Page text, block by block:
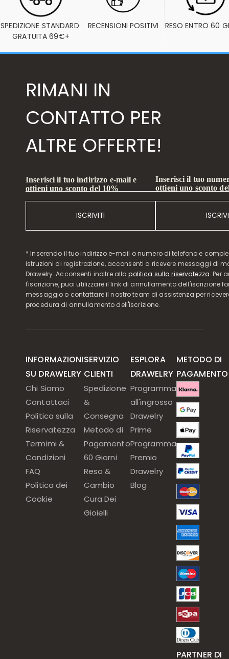
SPEDIZIONE STANDARD
GRATUITA 69€+
RECENSIONI POSITIVI RESO ENTRO 60
RIMANI IN
CONTATTO PER
ALTRE OFFERTE!
Inserisci il tuo indirizzo e-mail e
ottieni uno sconto del 10%
ISCRIVITI
Inserisci il tuo
ottieni uno sconto
* Inserendo il tuo indirizzo e-mail o numero di telefono e
istruzioni di registrazione, acconsenti a ricevere messaggi di
Drawelry. Acconsenti inoltre allapolitica sulla riservatezza. Per
l'iscrizione, puoi utilizzare il link di annullamento dell'iscrizione
messaggio o contattare il nostro team di assistenza per
procedura di annullamento dell'iscrizione.
INFORMAZIONI
SU DRAWELRY
Chi Siamo
Contattaci
Politica sulla
Riservatezza
Termimi &
Condizioni
FAQ
Politica dei
Cookie
SERVIZIO
CLIENTI
Spedizione
&
Consegna
Metodo di
Pagamento
60 Giorni
Reso &
Cambio
Cura Dei
Gioielli
ESPLORA
DRAWELRY
Programma
all'ingrosso
Drawelry
Prime
Programma
Premio
Drawelry
Blog
METODO DI
PAGAMENTO
PARTNER DI